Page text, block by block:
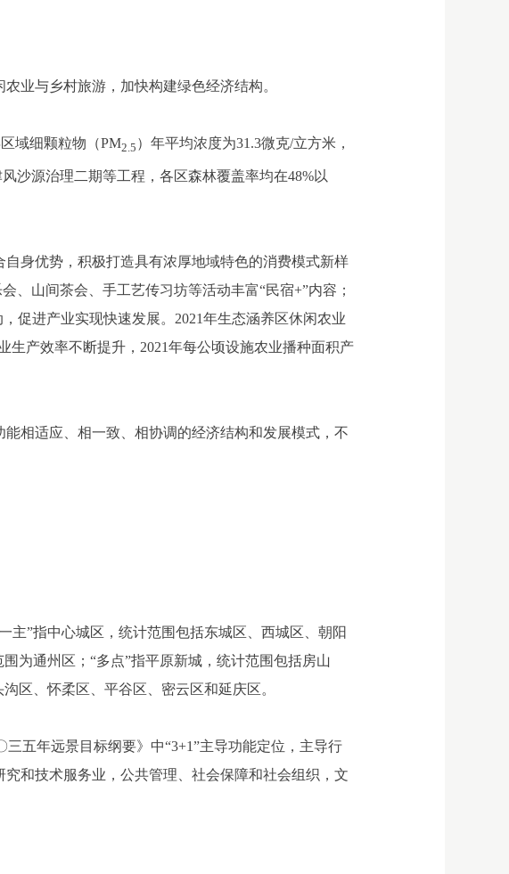
业与乡村旅游，加快构建绿色经济结构。
域细颗粒物（PM2.5 ）年平均浓度为31.3微克/立方米，
沙源治理二期等工程，各区森林覆盖率均在48%以
身优势，积极打造具有浓厚地域特色的消费模式新样
、山间茶会、手工艺传习坊等活动丰富“民宿+”内容；
促进产业实现快速发展。2021年生态涵养区休闲农业
生产效率不断提升，2021年每公顷设施农业播种面积产
相适应、相一致、相协调的经济结构和发展模式，不
主”指中心城区，统计范围包括东城区、西城区、朝阳
为通州区；“多点”指平原新城，统计范围包括房山
区、怀柔区、平谷区、密云区和延庆区。
五年远景目标纲要》中“3+1”主导功能定位，主导行
和技术服务业，公共管理、社会保障和社会组织，文